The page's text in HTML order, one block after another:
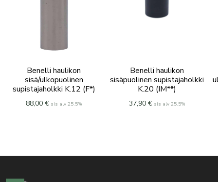
Benelli haulikon
sisä/ulkopuolinen
supistajaholkki K.12 (F*)
88,00 € sis alv 25.5%
Benelli haulikon
sisäpuolinen supistajaholkki
K.20 (IM**)
37,90 € sis alv 25.5%